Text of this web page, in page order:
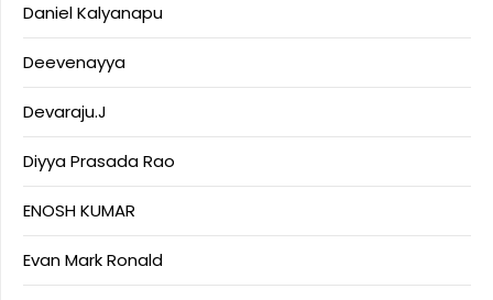
Daniel Kalyanapu
Deevenayya
Devaraju.J
Diyya Prasada Rao
ENOSH KUMAR
Evan Mark Ronald